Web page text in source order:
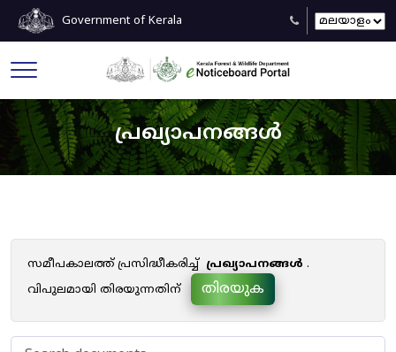
Government of Kerala
പ്രഖ്യാപനങ്ങൾ
സമീപകാലത്ത് പ്രസിദ്ധീകരിച്ച് പ്രഖ്യാപനങ്ങൾ .
വിപുലമായി തിരയുന്നതിന്
തിരയുക